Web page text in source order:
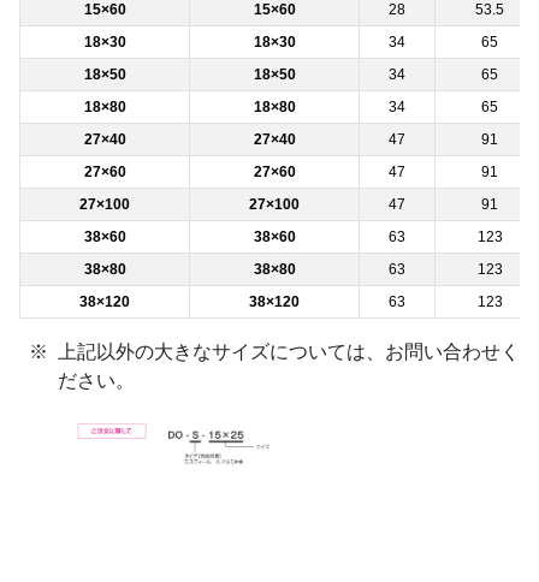
15×60 15×60 28
53.5
18×30
18×30 34
65
18×50
18×50 34
65
18×80
18×80 34
65
27×40
27×40 47
91
27×60
27×60 47
91
27×100
27×100 47
91
38×60
38×60 63
123
38×80
38×80 63
123
38×120
38×120 63 123
上記以外の大きなサイズについては、お問い合わせく
ださい。